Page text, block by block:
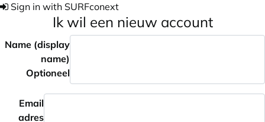
Sign in with SURFconext
Ik wil een nieuw account
Name (display
name)
Optioneel
Email
adres